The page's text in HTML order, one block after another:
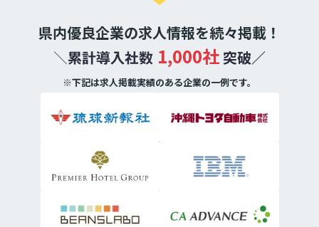
県内優良企業の求人情報を続々掲載！
＼累計導入社数 1,000社突破／
※下記は求人掲載実績のある企業の一例です。